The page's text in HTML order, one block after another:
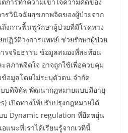
รวินิจฉัยสุขภาพจิตของผู้ป่วยจาก
งการฟื้นฟูรักษาผู้ป่วยที่มีโรคทาง
ปฏิวัติวงการแพทย์ ช่วยรักษาผู้ป่วย
รจริยธรรม ข้อมูลสมองที่สะท้อน
สภาพจิตใจ อาจถูกใช้เพื่อควบคุม
อมูลโดยไม่ระบุตัวตน จำกัด
บดิจิทัล พัฒนากฎหมายแบบมีอายุ
เปิดทางให้ปรับปรุงกฎหมายได้
บ Dynamic regulation ที่ยืดหยุ่น
แนะที่เราได้เรียนรู้จากเวทีนี้